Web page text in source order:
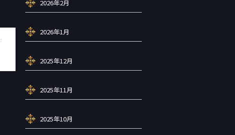
2026年2月
2026年1月
2025年12月
2025年11月
2025年10月